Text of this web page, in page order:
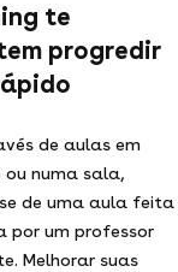
te
progredir
de aulas em
ou numa sala,
de uma aula feita
por um professor
Melhorar suas